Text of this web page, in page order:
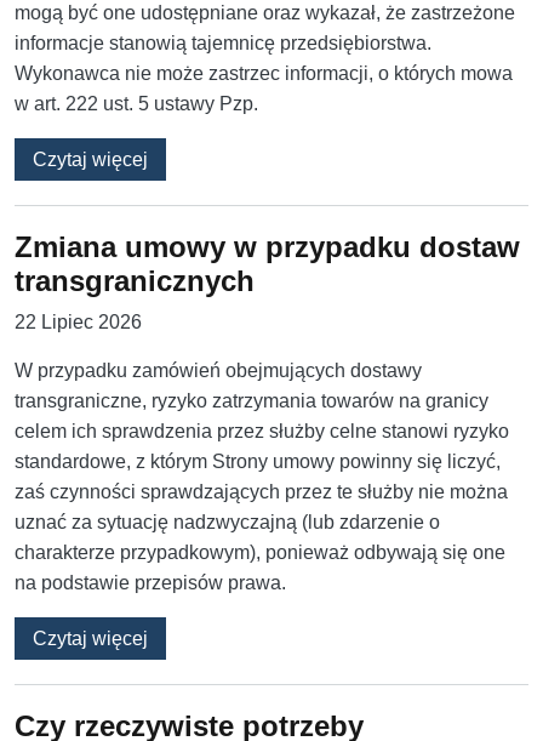
mogą być one udostępniane oraz wykazał, że zastrzeżone
informacje stanowią tajemnicę przedsiębiorstwa.
Wykonawca nie może zastrzec informacji, o których mowa
w art. 222 ust. 5 ustawy Pzp.
Czytaj więcej
Zmiana umowy w przypadku dostaw
transgranicznych
22 Lipiec 2026
W przypadku zamówień obejmujących dostawy
transgraniczne, ryzyko zatrzymania towarów na granicy
celem ich sprawdzenia przez służby celne stanowi ryzyko
standardowe, z którym Strony umowy powinny się liczyć,
zaś czynności sprawdzających przez te służby nie można
uznać za sytuację nadzwyczajną (lub zdarzenie o
charakterze przypadkowym), ponieważ odbywają się one
na podstawie przepisów prawa.
Czytaj więcej
Czy rzeczywiste potrzeby